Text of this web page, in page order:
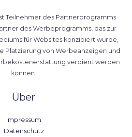
Teilnehmer des Partnerprogramms
des Werbeprogramms, das zur
für Websites konzipiert wurde,
Platzierung von Werbeanzeigen und
verdient werden
können.
Über
Impressum
Datenschutz